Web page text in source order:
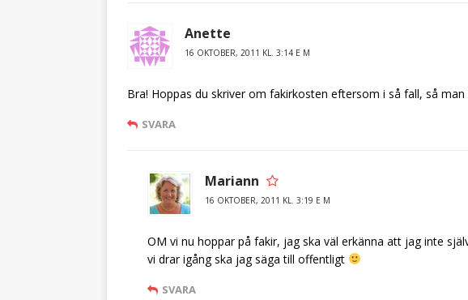
Anette
16 OKTOBER, 2011 KL. 3:14 E M
Bra! Hoppas du skriver om fakirkosten eftersom i så fall, så man
SVARA
Mariann
16 OKTOBER, 2011 KL. 3:19 E M
OM vi nu hoppar på fakir, jag ska väl erkänna att jag inte
vi drar igång ska jag säga till offentligt
SVARA